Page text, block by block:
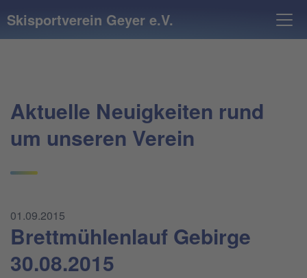
Skisportverein Geyer e.V.
Aktuelle Neuigkeiten rund
um unseren Verein
Brettmühlenlauf Gebirge
30.08.2015
01.09.2015